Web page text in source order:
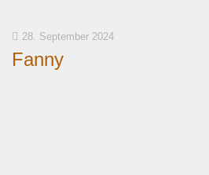
28. September 2024
Fanny